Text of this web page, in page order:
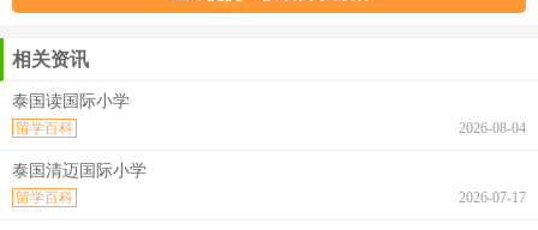
相关资讯
泰国读国际小学
2026-08-04
留学百科
泰国清迈国际小学
2026-07-17
留学百科